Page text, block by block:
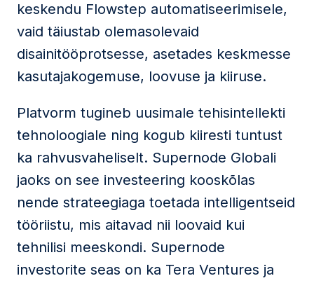
keskendu Flowstep automatiseerimisele,
vaid täiustab olemasolevaid
disainitööprotsesse, asetades keskmesse
kasutajakogemuse, loovuse ja kiiruse.
Platvorm tugineb uusimale tehisintellekti
tehnoloogiale ning kogub kiiresti tuntust
ka rahvusvaheliselt. Supernode Globali
jaoks on see investeering kooskõlas
nende strateegiaga toetada intelligentseid
tööriistu, mis aitavad nii loovaid kui
tehnilisi meeskondi. Supernode
investorite seas on ka Tera Ventures ja